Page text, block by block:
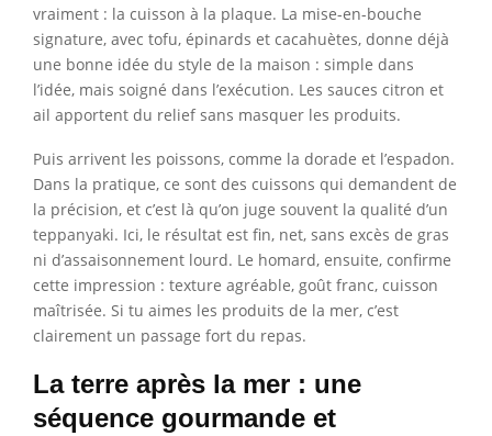
vraiment : la cuisson à la plaque. La mise-en-bouche
signature, avec tofu, épinards et cacahuètes, donne déjà
une bonne idée du style de la maison : simple dans
l’idée, mais soigné dans l’exécution. Les sauces citron et
ail apportent du relief sans masquer les produits.
Puis arrivent les poissons, comme la dorade et l’espadon.
Dans la pratique, ce sont des cuissons qui demandent de
la précision, et c’est là qu’on juge souvent la qualité d’un
teppanyaki. Ici, le résultat est fin, net, sans excès de gras
ni d’assaisonnement lourd. Le homard, ensuite, confirme
cette impression : texture agréable, goût franc, cuisson
maîtrisée. Si tu aimes les produits de la mer, c’est
clairement un passage fort du repas.
La terre après la mer : une
séquence gourmande et